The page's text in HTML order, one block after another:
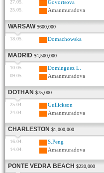
27.05. Govortsova
25.05. Amanmuradova
WARSAW $600,000
18.05. Domachowska
MADRID $4,500,000
10.05. Dominguez L.
09.05. Amanmuradova
DOTHAN $75,000
25.04. Gullickson
24.04. Amanmuradova
CHARLESTON $1,000,000
16.04. S.Peng
14.04. Amanmuradova
PONTE VEDRA BEACH $220,000